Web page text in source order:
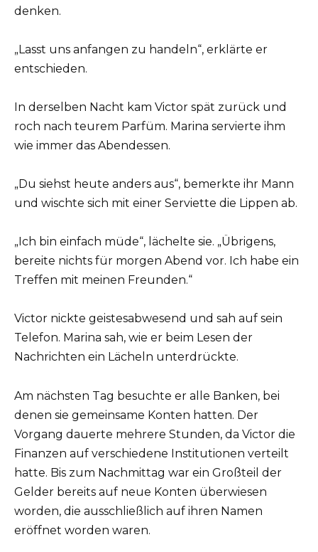
denken.
„Lasst uns anfangen zu handeln“, erklärte er
entschieden.
In derselben Nacht kam Victor spät zurück und
roch nach teurem Parfüm. Marina servierte ihm
wie immer das Abendessen.
„Du siehst heute anders aus“, bemerkte ihr Mann
und wischte sich mit einer Serviette die Lippen ab.
„Ich bin einfach müde“, lächelte sie. „Übrigens,
bereite nichts für morgen Abend vor. Ich habe ein
Treffen mit meinen Freunden.“
Victor nickte geistesabwesend und sah auf sein
Telefon. Marina sah, wie er beim Lesen der
Nachrichten ein Lächeln unterdrückte.
Am nächsten Tag besuchte er alle Banken, bei
denen sie gemeinsame Konten hatten. Der
Vorgang dauerte mehrere Stunden, da Victor die
Finanzen auf verschiedene Institutionen verteilt
hatte. Bis zum Nachmittag war ein Großteil der
Gelder bereits auf neue Konten überwiesen
worden, die ausschließlich auf ihren Namen
eröffnet worden waren.